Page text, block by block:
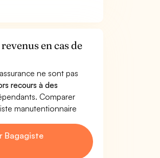
en cas de
ne sont pas
recours à des
Comparer
manutentionnaire
Bagagiste